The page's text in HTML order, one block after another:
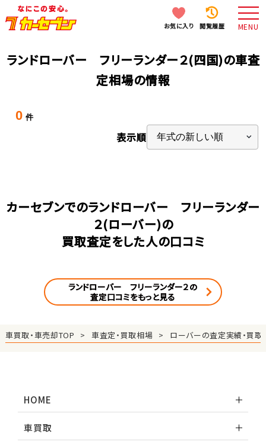
お気に入り 閲覧履歴 MENU
ランドローバー フリーランダー２(四国)の車査
定相場の情報
0 件
表示順
カーセブンでのランドローバー フリーランダー
２(ローバー)の
買取査定をした人の口コミ
ランドローバー フリーランダー２の
査定口コミをもっと見る
車買取・車売却TOP 車査定・買取相場 ローバーの査定実績・買取
HOME
車買取